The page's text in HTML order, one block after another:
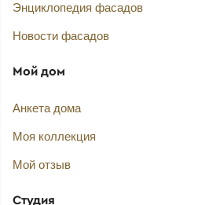
Энциклопедия фасадов
Новости фасадов
Мой дом
Анкета дома
Моя коллекция
Мой отзыв
Студия